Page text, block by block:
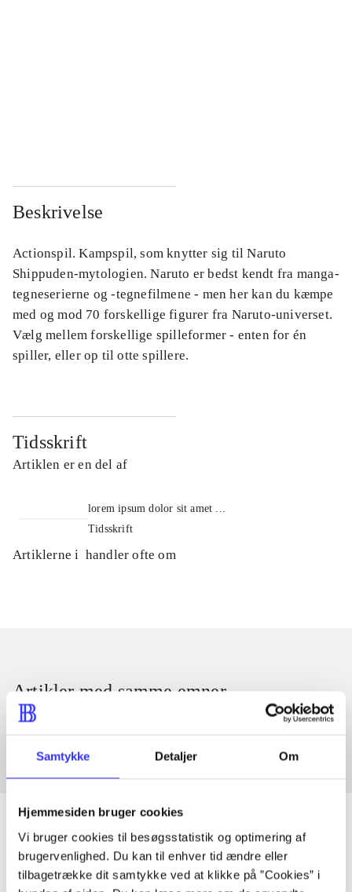
Samtykke Detaljer Om
Hjemmesiden bruger cookies
Vi bruger cookies til besøgsstatistik og optimering af
brugervenlighed. Du kan til enhver tid ændre eller
tilbagetrække dit samtykke ved at klikke på ”Cookies” i
Beskrivelse
Actionspil. Kampspil, som knytter sig til Naruto
Shippuden-mytologien. Naruto er bedst kendt fra manga-
tegneserierne og -tegnefilmene - men her kan du kæmpe
med og mod 70 forskellige figurer fra Naruto-universet.
Vælg mellem forskellige spilleformer - enten for én
spiller, eller op til otte spillere.
Tidsskrift
Artiklen er en del af
lorem ipsum dolor sit amet ...
Tidsskrift
Artiklerne i handler ofte om
Artikler med samme emner
Fra
Artikler